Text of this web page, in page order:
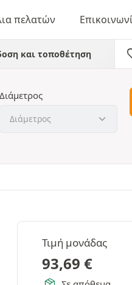
πελατών
και τοποθέτηση
Διάμετρος
Τιμή μονάδας
93,69 €